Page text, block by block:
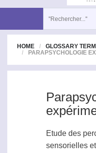
HOME
GLOSSARY
PARAPSYCHOLOGIE
Etude des
sensorielles